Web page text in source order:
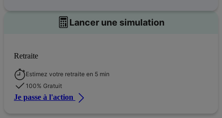
Lancer une simulation
Retraite
Estimez votre retraite en 5 min
100% Gratuit
Je passe à l'action